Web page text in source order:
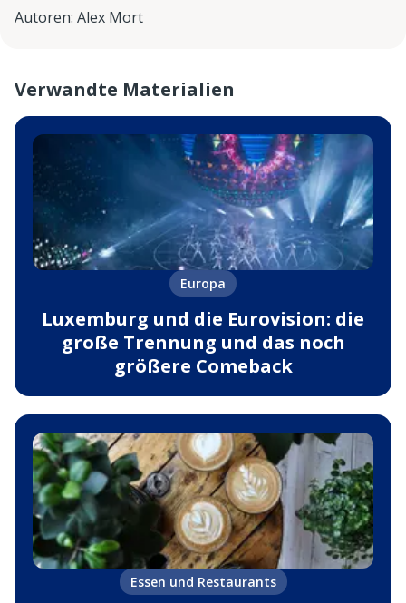
Autoren: Alex Mort
Verwandte Materialien
Europa
Luxemburg und die Eurovision: die
große Trennung und das noch
größere Comeback
Essen und Restaurants